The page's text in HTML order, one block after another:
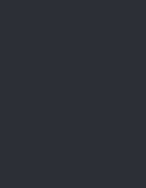
麓100MW光
项目熔盐截
采购